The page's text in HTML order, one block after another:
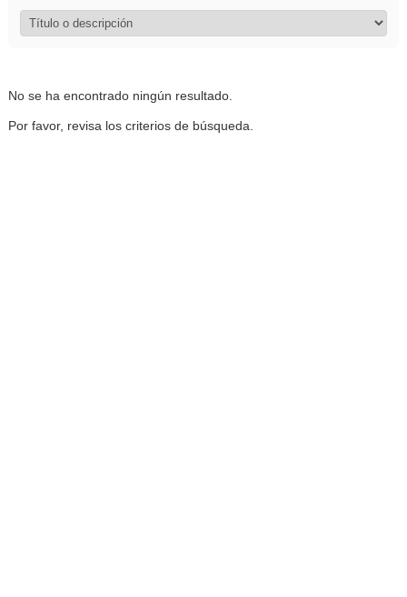
No se ha encontrado ningún resultado.
Por favor, revisa los criterios de búsqueda.